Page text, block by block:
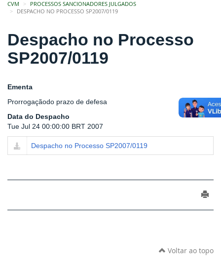
CVM
PROCESSOS SANCIONADORES JULGADOS
DESPACHO NO PROCESSO SP2007/0119
Despacho no Processo
SP2007/0119
Ementa
Prorrogaçãodo prazo de defesa
Data do Despacho
Tue Jul 24 00:00:00 BRT 2007
Despacho no Processo SP2007/0119
Voltar ao topo